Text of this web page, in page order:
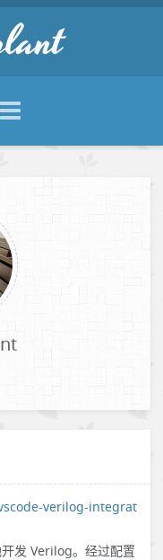
verilog-integrat
发 Verilog。经过配置